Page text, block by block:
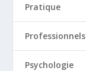
Pratique
Professionnels
Psychologie